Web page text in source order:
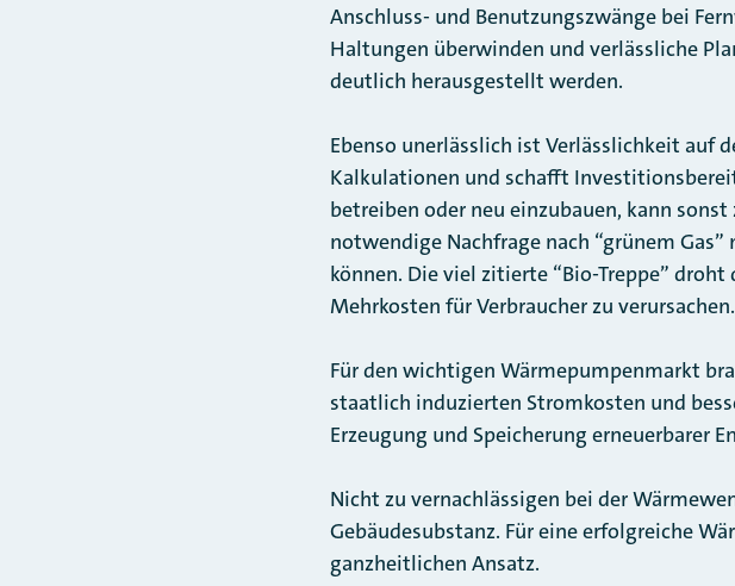
Anschluss- und Benutzungszwänge bei
Haltungen überwinden und verlässliche
deutlich herausgestellt werden.
Ebenso unerlässlich ist Verlässlichkeit auf
Kalkulationen und schafft
betreiben oder neu einzubauen, kann
notwendige Nachfrage nach “grünem
können. Die viel zitierte “Bio-Treppe”
Mehrkosten für Verbraucher zu verursachen.
Für den wichtigen Wärmepumpenmarkt
staatlich induzierten Stromkosten und
Erzeugung und Speicherung erneuerbarer
Nicht zu vernachlässigen bei der
Gebäudesubstanz. Für eine erfolgreiche
ganzheitlichen Ansatz.